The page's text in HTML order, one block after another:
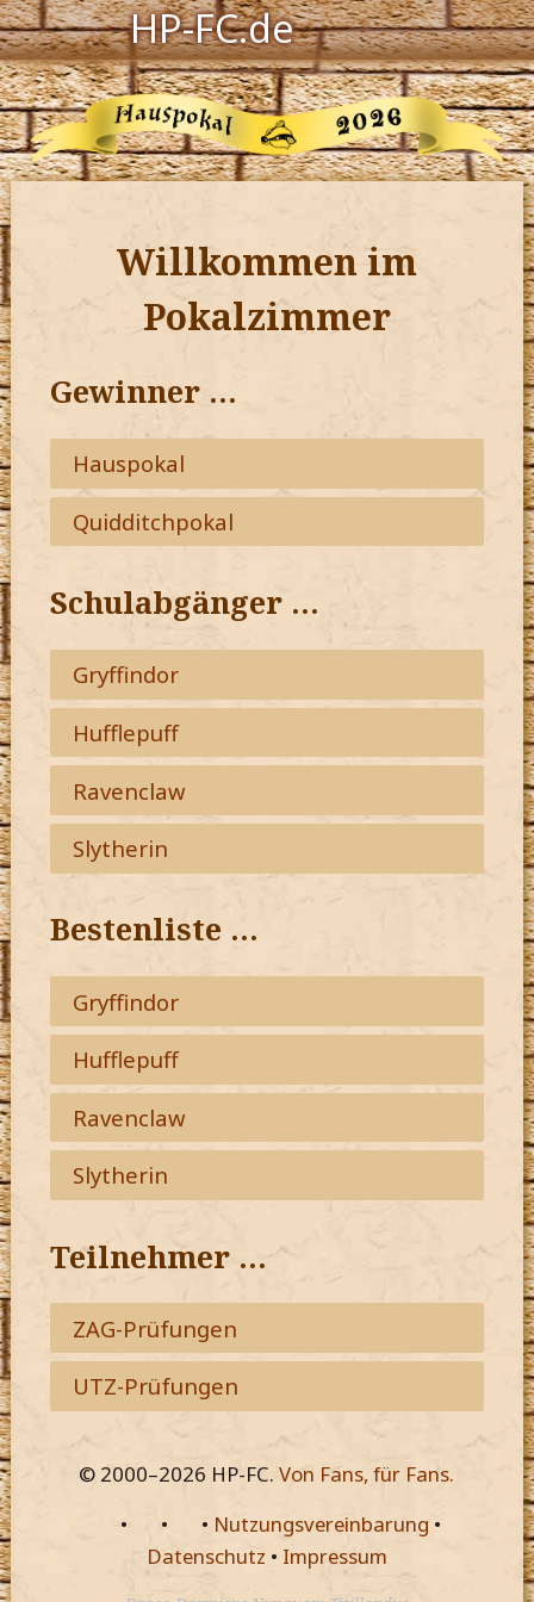
HP-FC.de
Navigation
Harry Potter
Der HP-FC
Hogwarts
Zauberwelt
Jetzt Fanclub-Mitglied werden!
Willkommen im
Pokalzimmer
Gewinner …
Hauspokal
Quidditchpokal
Schulabgänger …
Gryffindor
Hufflepuff
Ravenclaw
Slytherin
Bestenliste …
Gryffindor
Hufflepuff
Ravenclaw
Slytherin
Teilnehmer …
ZAG-Prüfungen
UTZ-Prüfungen
© 2000–2026 HP-FC.Von Fans, für Fans.
•
• • Nutzungsvereinbarung •
Datenschutz • Impressum